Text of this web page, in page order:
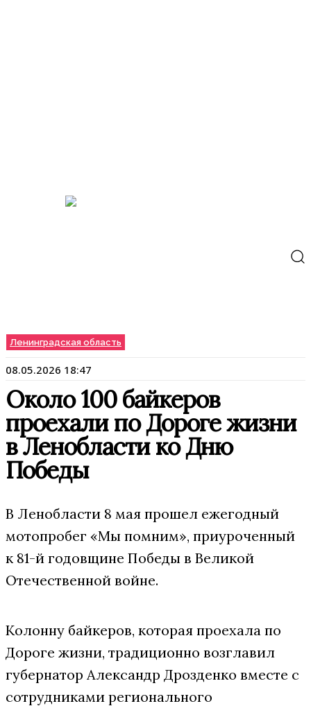
Ленинградская область
08.05.2026 18:47
Около 100 байкеров
проехали по Дороге жизни
в Ленобласти ко Дню
Победы
В Ленобласти 8 мая прошел ежегодный
мотопробег «Мы помним», приуроченный
к 81-й годовщине Победы в Великой
Отечественной войне.
Колонну байкеров, которая проехала по
Дороге жизни, традиционно возглавил
губернатор Александр Дрозденко вместе с
сотрудниками регионального